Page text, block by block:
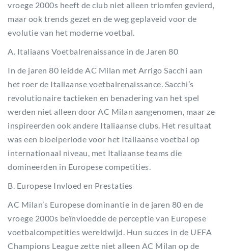
vroege 2000s heeft de club niet alleen triomfen gevierd,
maar ook trends gezet en de weg geplaveid voor de
evolutie van het moderne voetbal.
A. Italiaans Voetbalrenaissance in de Jaren 80
In de jaren 80 leidde AC Milan met Arrigo Sacchi aan
het roer de Italiaanse voetbalrenaissance. Sacchi’s
revolutionaire tactieken en benadering van het spel
werden niet alleen door AC Milan aangenomen, maar ze
inspireerden ook andere Italiaanse clubs. Het resultaat
was een bloeiperiode voor het Italiaanse voetbal op
internationaal niveau, met Italiaanse teams die
domineerden in Europese competities.
B. Europese Invloed en Prestaties
AC Milan’s Europese dominantie in de jaren 80 en de
vroege 2000s beïnvloedde de perceptie van Europese
voetbalcompetities wereldwijd. Hun succes in de UEFA
Champions League zette niet alleen AC Milan op de